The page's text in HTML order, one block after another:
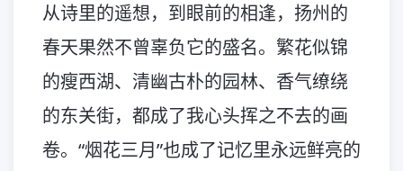
从诗里的遥想，到眼前的相逢，扬州的
春天果然不曾辜负它的盛名。繁花似锦
的瘦西湖、清幽古朴的园林、香气缭绕
的东关街，都成了我心头挥之不去的画
卷。“烟花三月”也成了记忆里永远鲜亮的